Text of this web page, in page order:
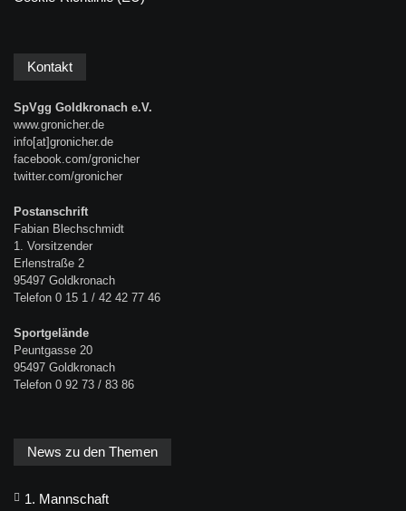
Kontakt
SpVgg Goldkronach e.V.
www.gronicher.de
info[at]gronicher.de
facebook.com/gronicher
twitter.com/gronicher
Postanschrift
Fabian Blechschmidt
1. Vorsitzender
Erlenstraße 2
95497 Goldkronach
Telefon 0 15 1 / 42 42 77 46
Sportgelände
Peuntgasse 20
95497 Goldkronach
Telefon 0 92 73 / 83 86
News zu den Themen
1. Mannschaft